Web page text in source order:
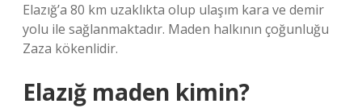
Elazığ’a 80 km uzaklıkta olup ulaşım kara ve demir
yolu ile sağlanmaktadır. Maden halkının çoğunluğu
Zaza kökenlidir.
Elazığ maden kimin?